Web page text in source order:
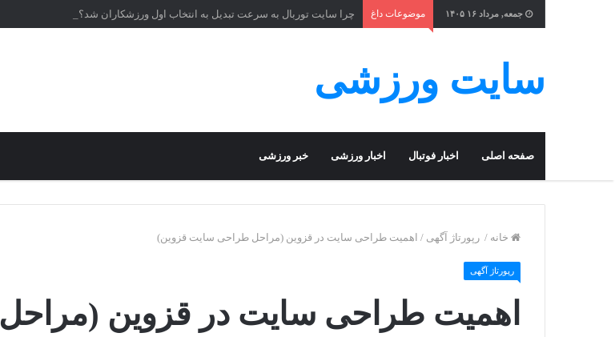
جمعه, مرداد ۱۶ ۱۴۰۵ موضوعات داغ چرا سایت توربال به ‌سرعت تبدیل به انتخاب اول ورزشکاران شد؟
سایت ورزشی
صفحه اصلی اخبار فوتبال اخبار ورزشی خبر ورزشی
خانه / رپورتاژ آگهی / اهمیت طراحی سایت در قزوین (مراحل طراحی سایت قزوین)
رپورتاژ آگهی
اهمیت طراحی سایت در قزوین (مراحل